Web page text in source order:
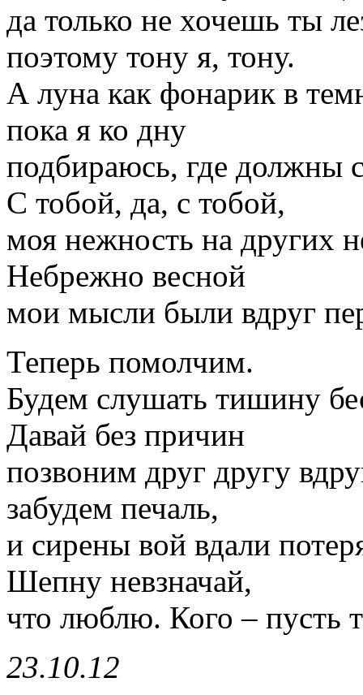
да только не хочешь ты
поэтому тону я, тону.
А луна как фонарик в
пока я ко дну
подбираюсь, где должны
С тобой, да, с тобой,
моя нежность на других
Небрежно весной
мои мысли были вдруг
Теперь помолчим.
Будем слушать тишину
Давай без причин
позвоним друг другу
забудем печаль,
и сирены вой вдали
Шепну невзначай,
что люблю. Кого – пусть
23.10.12